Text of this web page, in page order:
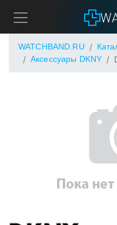
WATCHBAND.RU
Аксессуары DKNY